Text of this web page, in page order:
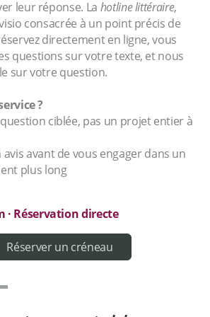
leur réponse. La hotline littéraire,
consacrée à un point précis de
directement en ligne, vous
questions sur votre texte, et nous
sur votre question.
?
ciblée, pas un projet entier à
avis avant de vous engager dans un
plus long
· Réservation directe
Réserver un créneau